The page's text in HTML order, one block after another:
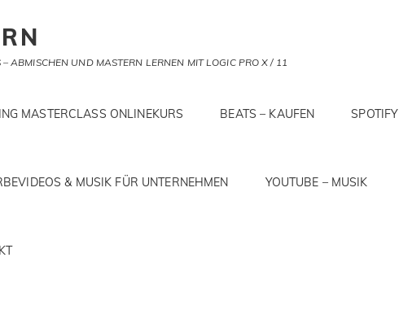
ABMISCHEN UND MASTERN LERNEN MIT LOGIC PRO X / 11
MASTERCLASS ONLINEKURS BEATS – KAUFEN SPOTIFY
& MUSIK FÜR UNTERNEHMEN YOUTUBE – MUSIK